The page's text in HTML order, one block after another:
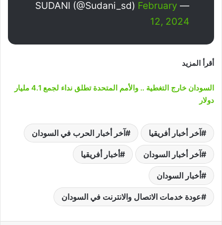
— SUDANI (@Sudani_sd)
February
12, 2024
أقرأ المزيد
السودان خارج التغطية .. والأمم المتحدة تطلق نداء لجمع 4.1 مليار
دولار
آخر أخبار أفريقيا آخر أخبار الحرب في السودان
آخر أخبار السودان أخبار أفريقيا
أخبار السودان
عودة خدمات الاتصال والانترنت في السودان